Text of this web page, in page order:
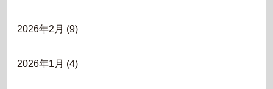
2026年2月 (9)
2026年1月 (4)